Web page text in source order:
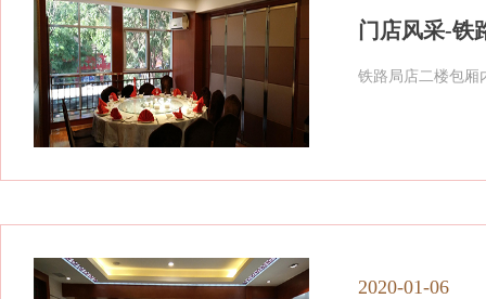
门店风采-铁
铁路局店二楼包厢
2020-01-06